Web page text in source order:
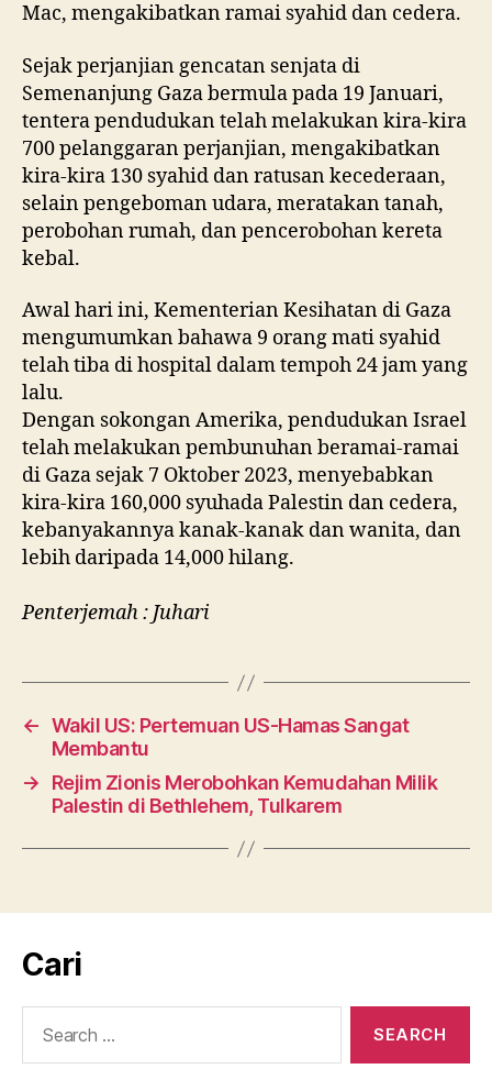
Mac, mengakibatkan ramai syahid dan cedera.
Sejak perjanjian gencatan senjata di
Semenanjung Gaza bermula pada 19 Januari,
tentera pendudukan telah melakukan kira-kira
700 pelanggaran perjanjian, mengakibatkan
kira-kira 130 syahid dan ratusan kecederaan,
selain pengeboman udara, meratakan tanah,
perobohan rumah, dan pencerobohan kereta
kebal.
Awal hari ini, Kementerian Kesihatan di Gaza
mengumumkan bahawa 9 orang mati syahid
telah tiba di hospital dalam tempoh 24 jam yang
lalu.
Dengan sokongan Amerika, pendudukan Israel
telah melakukan pembunuhan beramai-ramai
di Gaza sejak 7 Oktober 2023, menyebabkan
kira-kira 160,000 syuhada Palestin dan cedera,
kebanyakannya kanak-kanak dan wanita, dan
lebih daripada 14,000 hilang.
Penterjemah : Juhari
← Wakil US: Pertemuan US-Hamas Sangat
Membantu
→
Rejim Zionis Merobohkan Kemudahan Milik
Palestin di Bethlehem, Tulkarem
Cari